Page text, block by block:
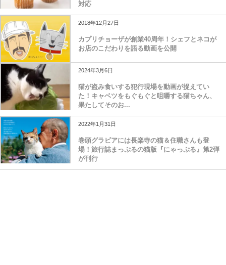
対応
2018年12月27日
カプリチョーザが創業40周年！シェフとネコが
お店のこだわりを語る動画を公開
2024年3月6日
猫が盗み食いする犯行現場を動画が捉えてい
た！キャベツをもぐもぐと咀嚼する猫ちゃん、
果たしてそのお...
2022年1月31日
巻頭グラビアには長楽寺の猫＆住職さんも登
場！旅行誌まっぷるの猫版『にゃっぷる』第2弾
が刊行